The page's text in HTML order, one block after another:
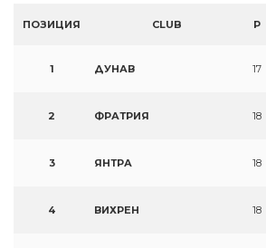
ПОЗИЦИЯ CLUB P
1 ДУНАВ 17
2 ФРАТРИЯ 18
3 ЯНТРА 18
4 ВИХРЕН 18